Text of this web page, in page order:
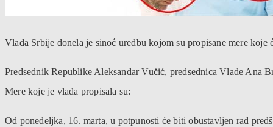
Vlada Srbije donela je sinoć uredbu kojom su propisane mere
Predsednik Republike Aleksandar Vučić, predsednica Vlade Ana
Mere koje je vlada propisala su:
Od ponedeljka, 16. marta, u potpunosti će biti obustavljen rad